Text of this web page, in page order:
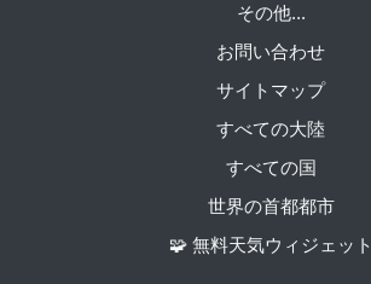
その他...
お問い合わせ
サイトマップ
すべての大陸
すべての国
世界の首都都市
🧩 無料天気ウィジェット